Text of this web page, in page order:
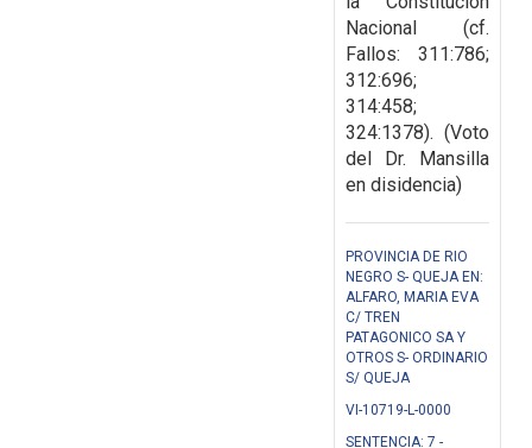
Nacional (cf.
Fallos: 311:786;
312:696;
314:458;
324:1378). (Voto
del Dr. Mansilla
en disidencia)
PROVINCIA DE RIO
NEGRO S- QUEJA EN:
ALFARO, MARIA EVA
C/ TREN
PATAGONICO SA Y
OTROS S- ORDINARIO
S/ QUEJA
VI-10719-L-0000
SENTENCIA: 7 -